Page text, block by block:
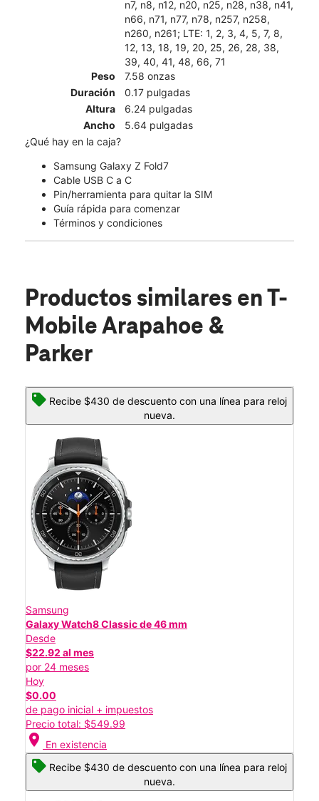
n7, n8, n12, n20, n25, n28, n38, n41,
n66, n71, n77, n78, n257, n258,
n260, n261; LTE: 1, 2, 3, 4, 5, 7, 8,
12, 13, 18, 19, 20, 25, 26, 28, 38,
39, 40, 41, 48, 66, 71
Peso
7.58 onzas
Duración
0.17 pulgadas
Altura
6.24 pulgadas
Ancho
5.64 pulgadas
¿Qué hay en la caja?
Samsung Galaxy Z Fold7
Cable USB C a C
Pin/herramienta para quitar la SIM
Guía rápida para comenzar
Términos y condiciones
Productos similares en T-
Mobile Arapahoe &
Parker
Recibe $430 de descuento con una línea para reloj
nueva.
Samsung
Galaxy Watch8 Classic de 46 mm
Desde
$22.92 al mes
por 24 meses
Hoy
$0.00
de pago inicial + impuestos
Precio total: $549.99
location_on En existencia
Recibe $430 de descuento con una línea para reloj
nueva.